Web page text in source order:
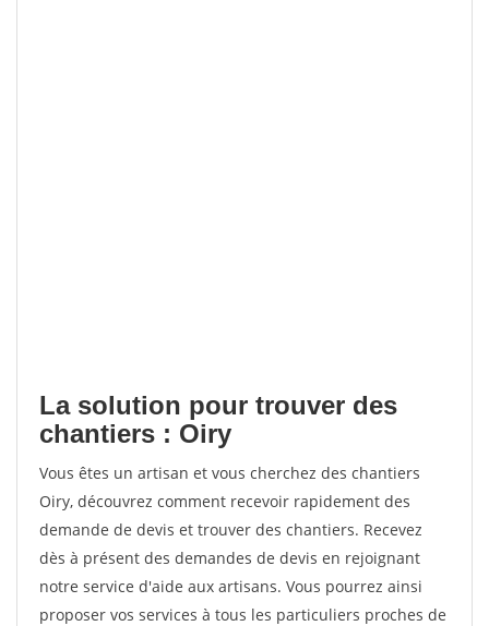
La solution pour trouver des
chantiers : Oiry
Vous êtes un artisan et vous cherchez des chantiers
Oiry, découvrez comment recevoir rapidement des
demande de devis et trouver des chantiers. Recevez
dès à présent des demandes de devis en rejoignant
notre service d'aide aux artisans. Vous pourrez ainsi
proposer vos services à tous les particuliers proches de